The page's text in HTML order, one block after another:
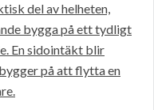
del av helheten,
bygga på ett tydligt
En sidointäkt blir
på att flytta en